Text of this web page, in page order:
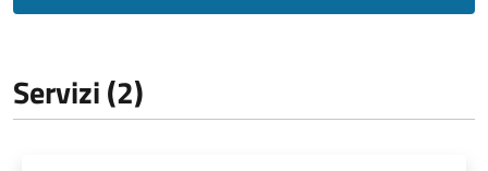
Servizi (2)